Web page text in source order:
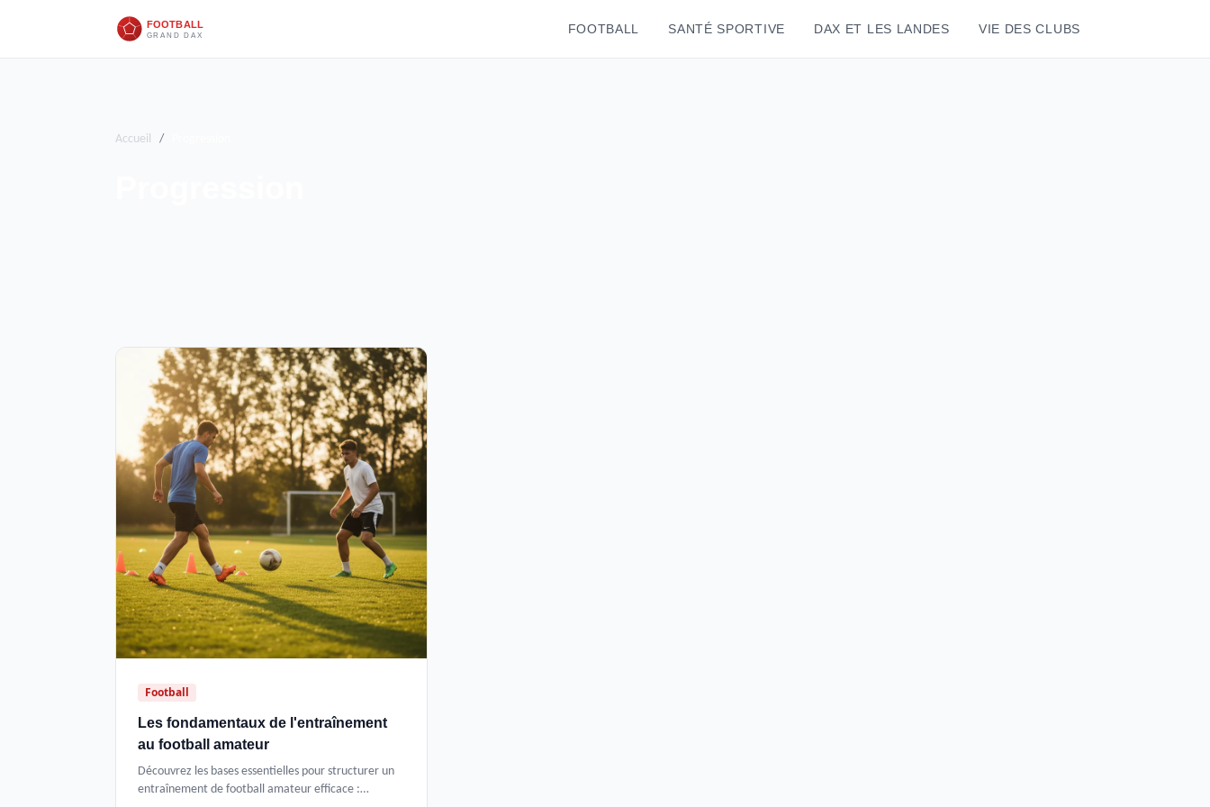
FOOTBALL SANTÉ SPORTIVE DAX ET LES LANDES VIE DES CLUBS
Accueil /
Football
Les fondamentaux de l'entraînement
au football amateur
Découvrez les bases essentielles pour structurer un
entraînement de football amateur efficace :